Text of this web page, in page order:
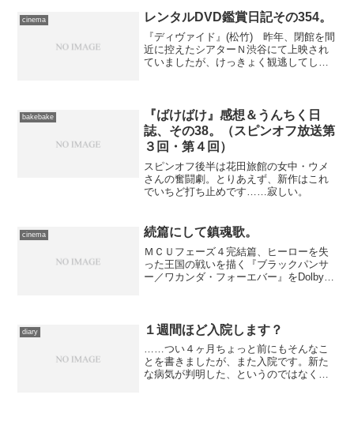
駄になり、以来微妙に合わな...
cinema レンタルDVD鑑賞日記その354。
『ディヴァイド』(松竹) 昨年、閉館を間
近に控えたシアターＮ渋谷にて上映され
ていましたが、けっきょく観逃してしま
逃れてシェルターに...
bakebake
『ばけばけ』感想＆うんちく日
誌、その38。（スピンオフ放送第
３回・第４回）
スピンオフ後半は花田旅館の女中・ウメ
さんの奮闘劇。とりあえず、新作はこれ
でいちど打ち止めです……寂しい。
cinema 続篇にして鎮魂歌。
ＭＣＵフェーズ４完結篇、ヒーローを失
った王国の戦いを描く『ブラックパンサ
ー／ワカンダ・フォーエバー』をDolby
diary １週間ほど入院します？
……つい４ヶ月ちょっと前にもそんなこ
とを書きましたが、また入院です。新た
な病気が判明した、というのではなく、